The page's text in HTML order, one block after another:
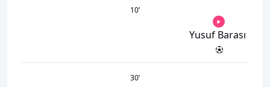
10’
Yusuf Barası
30’